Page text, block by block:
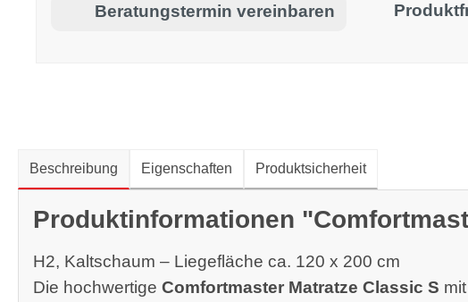
Beratungstermin vereinbaren
Beschreibung Eigenschaften Produktsicherheit
Produktinformationen
H2, Kaltschaum – Liegefläche ca. 120 x 200 cm
Die hochwertige Comfortmaster Matratze Classic S mit